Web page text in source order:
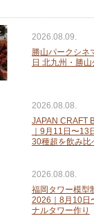
2026.08.09.
勝山パークシネ
日 北九州・勝
2026.08.08.
JAPAN CRAFT
｜9月11日〜13
30種超を飲み比
2026.08.08.
福岡タワー模型
2026｜8月10日
ナルタワー作り